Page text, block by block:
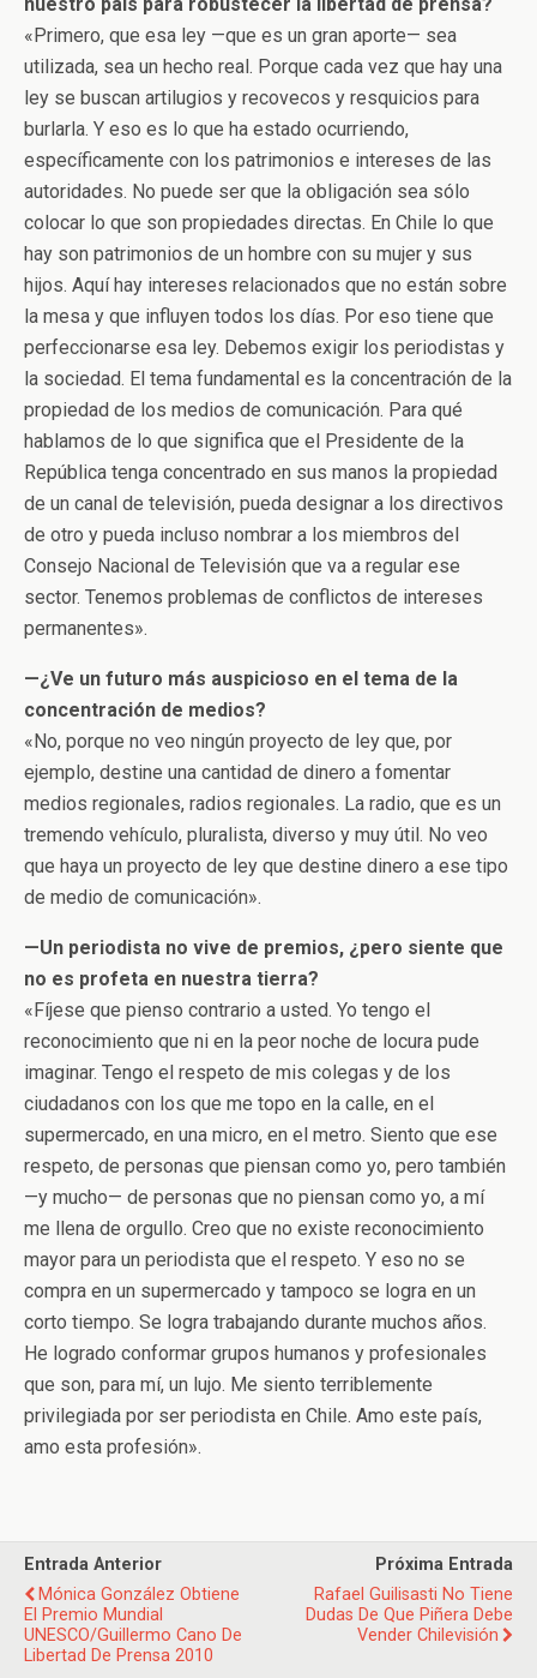
«Primero, que esa ley —que es un gran aporte— sea
utilizada, sea un hecho real. Porque cada vez que hay una
ley se buscan artilugios y recovecos y resquicios para
burlarla. Y eso es lo que ha estado ocurriendo,
específicamente con los patrimonios e intereses de las
autoridades. No puede ser que la obligación sea sólo
colocar lo que son propiedades directas. En Chile lo que
hay son patrimonios de un hombre con su mujer y sus
hijos. Aquí hay intereses relacionados que no están sobre
la mesa y que influyen todos los días. Por eso tiene que
perfeccionarse esa ley. Debemos exigir los periodistas y
la sociedad. El tema fundamental es la concentración de la
propiedad de los medios de comunicación. Para qué
hablamos de lo que significa que el Presidente de la
República tenga concentrado en sus manos la propiedad
de un canal de televisión, pueda designar a los directivos
de otro y pueda incluso nombrar a los miembros del
Consejo Nacional de Televisión que va a regular ese
sector. Tenemos problemas de conflictos de intereses
permanentes».
—¿Ve un futuro más auspicioso en el tema de la
concentración de medios?
«No, porque no veo ningún proyecto de ley que, por
ejemplo, destine una cantidad de dinero a fomentar
medios regionales, radios regionales. La radio, que es un
tremendo vehículo, pluralista, diverso y muy útil. No veo
que haya un proyecto de ley que destine dinero a ese tipo
de medio de comunicación».
—Un periodista no vive de premios, ¿pero siente que
no es profeta en nuestra tierra?
«Fíjese que pienso contrario a usted. Yo tengo el
reconocimiento que ni en la peor noche de locura pude
imaginar. Tengo el respeto de mis colegas y de los
ciudadanos con los que me topo en la calle, en el
supermercado, en una micro, en el metro. Siento que ese
respeto, de personas que piensan como yo, pero también
—y mucho— de personas que no piensan como yo, a mí
me llena de orgullo. Creo que no existe reconocimiento
mayor para un periodista que el respeto. Y eso no se
compra en un supermercado y tampoco se logra en un
corto tiempo. Se logra trabajando durante muchos años.
He logrado conformar grupos humanos y profesionales
que son, para mí, un lujo. Me siento terriblemente
privilegiada por ser periodista en Chile. Amo este país,
amo esta profesión».
Entrada Anterior
Mónica González Obtiene
El Premio Mundial
UNESCO/Guillermo Cano De
Libertad De Prensa 2010
Próxima Entrada
Rafael Guilisasti No Tiene
Dudas De Que Piñera Debe
Vender Chilevisión